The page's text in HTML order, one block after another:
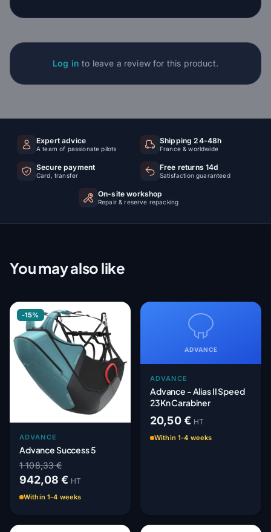
Log in to leave a review for this product.
Expert advice
A team of passionate pilots
Shipping 24-48h
France & worldwide
Secure payment
Card, transfer
Free returns 14d
Satisfaction guaranteed
On-site workshop
Repair & reserve repacking
You may also like
-15%
ADVANCE
Advance Success 5
1 108,33 €
942,08 € HT
Within 1-4 weeks
ADVANCE
ADVANCE
Advance - Alias II Speed
23Kn Carabiner
20,50 € HT
Within 1-4 weeks